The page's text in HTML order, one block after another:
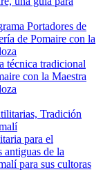
Portadores de
de Pomaire con la
técnica tradicional
con la Maestra
Tradición
para el
antiguas de la
para sus cultoras